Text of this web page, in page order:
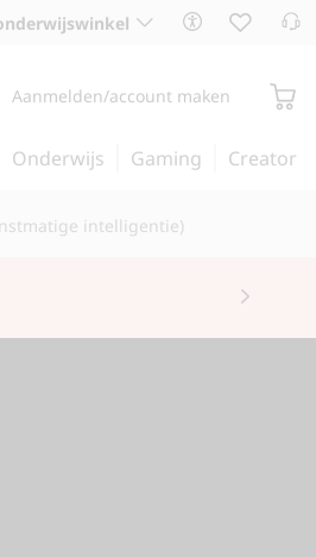
Aanmelden/account maken
Onderwijs Gaming Creator
intelligentie)